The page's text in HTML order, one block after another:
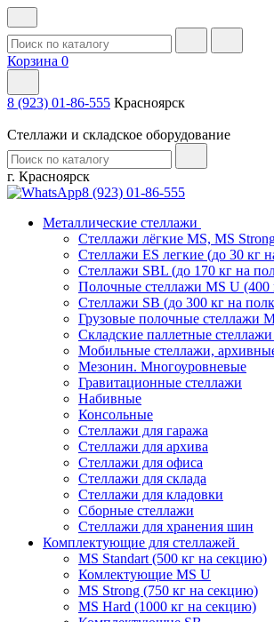
Корзина 0
8 (923) 01-86-555 Красноярск
Стеллажи и складское оборудование
г. Красноярск
8 (923) 01-86-555
Металлические стеллажи
Стеллажи лёгкие MS, MS
Стеллажи ES легкие (до 30 кг
Стеллажи SBL (до 170 кг на
Полочные стеллажи MS U (400
Стеллажи SB (до 300 кг на
Грузовые полочные стеллажи
Складские паллетные
Мобильные стеллажи,
Мезонин. Многоуровневые
Гравитационные стеллажи
Набивные
Консольные
Стеллажи для гаража
Стеллажи для архива
Стеллажи для офиса
Стеллажи для склада
Стеллажи для кладовки
Сборные стеллажи
Стеллажи для хранения шин
Комплектующие для стеллажей
MS Standart (500 кг на секцию)
Комлектующие MS U
MS Strong (750 кг на секцию)
MS Hard (1000 кг на секцию)